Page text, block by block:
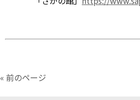
« 前のページ